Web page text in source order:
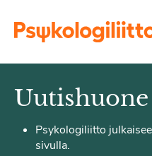
Uutishuone
Psykologiliitto
sivulla.